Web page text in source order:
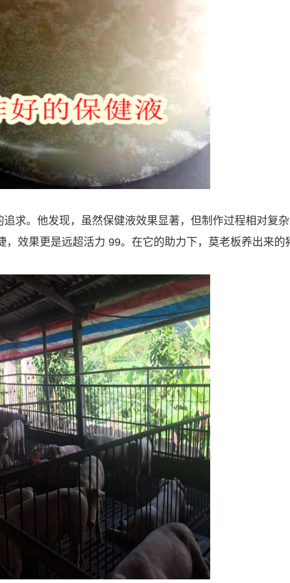
求。他发现，虽然保健液效果显著，但制作过程相对复
效果更是远超活力 99。在它的助力下，莫老板养出来的